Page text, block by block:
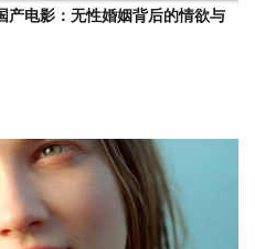
产电影：无性婚姻背后的情欲与